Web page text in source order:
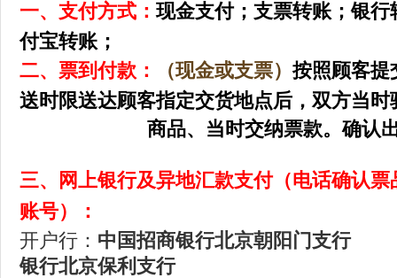
一、支付方式：现金支付； 支票转账；银行
付宝转账；
二、票到付款：
（现金或支票） 按照顾客提
送时限送达顾客指定交货地点后，双方当时
商品、当时交纳票款。确认出票
三、网上银行及异地汇款支付（电话确认
账号）：
开户行： 中国招商银行北京朝阳
银行北京保利支行